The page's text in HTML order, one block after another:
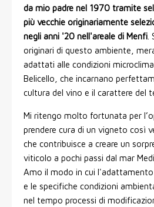
da mio padre nel 1970 tramite
più vecchie originariamente
negli anni '20 nell'areale di Menfi.
originari di questo ambiente,
adattati alle condizioni
Belicello, che incarnano
cultura del vino e il carattere del
Mi ritengo molto fortunata per
prendere cura di un vigneto così
che contribuisce a creare un
viticolo a pochi passi dal mar
Amo il modo in cui
e le specifiche condizioni
nel tempo processi di